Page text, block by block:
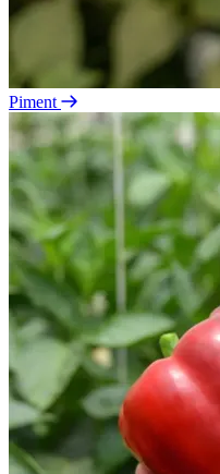
Piment